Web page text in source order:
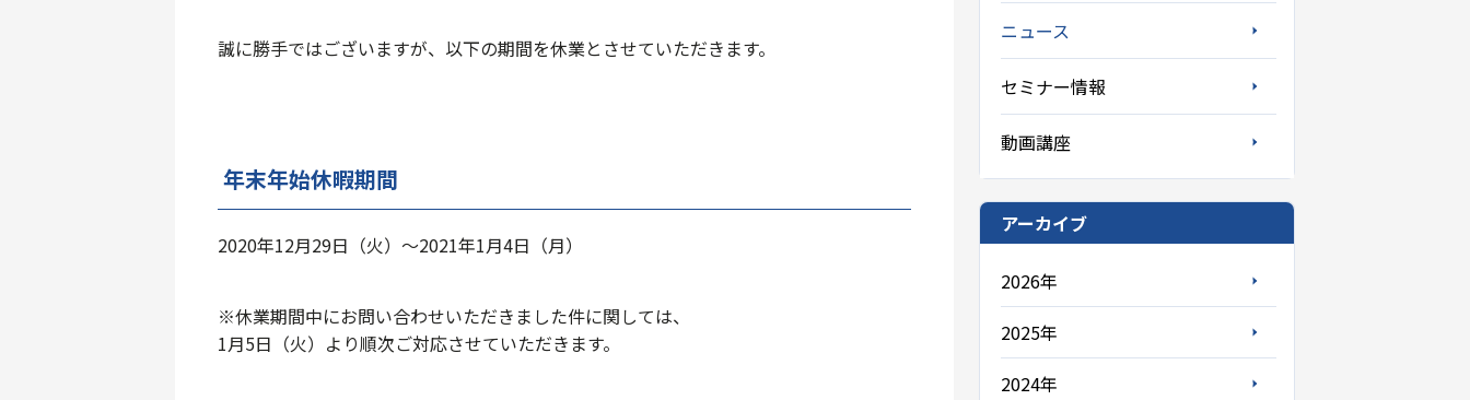
誠に勝手ではございますが、以下の期間を休業とさせていただきます。
年末年始休暇期間
2020年12月29日（火）～2021年1月4日（月）
※休業期間中にお問い合わせいただきました件に関しては、
1月5日（火）より順次ご対応させていただきます。
ニュース
セミナー情報
動画講座
アーカイブ
2026年
2025年
2024年